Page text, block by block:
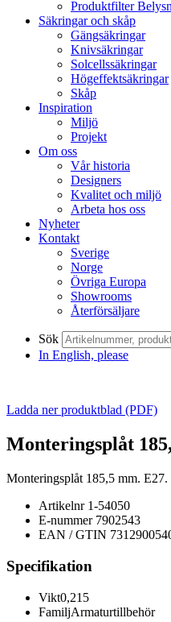
Produktfilter
Säkringar och skåp
Gängsäkringar
Knivsäkringar
Solcellssäkringar
Högeffektsäkringar
Skåp
Inspiration
Miljö
Projekt
Om oss
Vår historia
Designers
Kvalitet och miljö
Arbeta hos oss
Nyheter
Kontakt
Sverige
Norge
Övriga Europa
Showrooms
Återförsäljare
Sök
In English, please
Ladda ner produktblad (PDF)
Monteringsplåt
Monteringsplåt 185,5 mm. E27.
Artikelnr1-54050
E-nummer7902543
EAN / GTIN
Specifikation
Vikt0,215
FamiljArmaturtillbehör